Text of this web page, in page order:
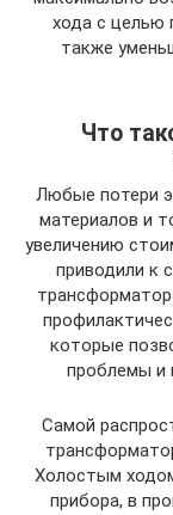
хода с целью
также
Что
Любые потери
материалов и
увеличению
приводили к
которые
проблемы и
Самой
Холостым
прибора, в